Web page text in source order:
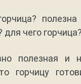
чего
полезная и
горчицу